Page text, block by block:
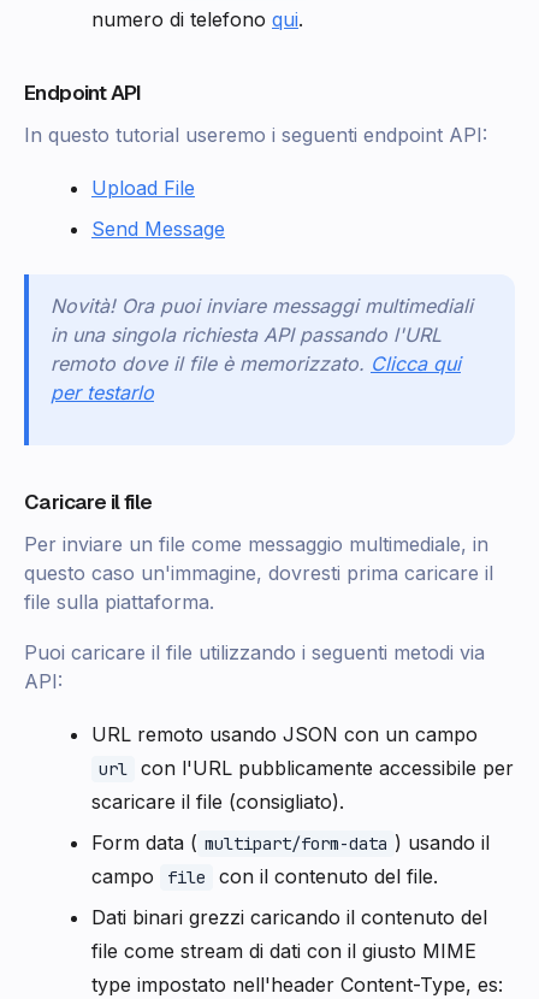
numero di telefono qui.
Endpoint API
In questo tutorial useremo i seguenti endpoint API:
Upload File
Send Message
Novità! Ora puoi inviare messaggi multimediali
in una singola richiesta API passando l'URL
remoto dove il file è memorizzato. Clicca qui
per testarlo
Caricare il file
Per inviare un file come messaggio multimediale, in
questo caso un'immagine, dovresti prima caricare il
file sulla piattaforma.
Puoi caricare il file utilizzando i seguenti metodi via
API:
URL remoto usando JSON con un campo
url
con l'URL pubblicamente accessibile per
scaricare il file (consigliato).
Form data ( multipart/form-data ) usando il
campo
file
con il contenuto del file.
Dati binari grezzi caricando il contenuto del
file come stream di dati con il giusto MIME
type impostato nell'header Content-Type, es: